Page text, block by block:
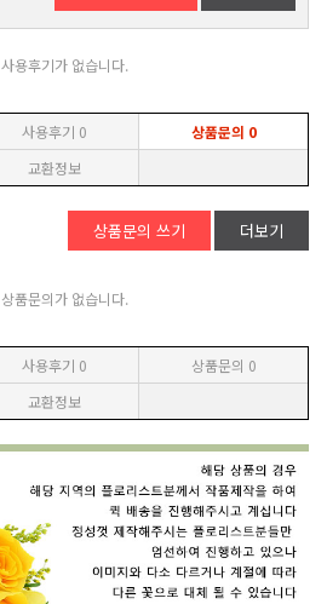
사용후기가 없습니다.
사용후기 0 상품문의 0
교환정보
상품문의 쓰기 더보기
상품문의가 없습니다.
사용후기 0 상품문의 0
교환정보